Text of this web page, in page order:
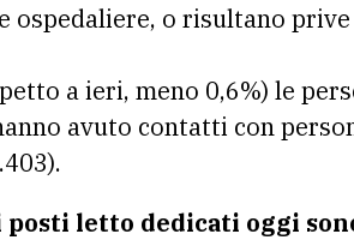
ospedaliere, o risultano
a ieri, meno 0,6%) le
avuto contatti con
letto dedicati oggi